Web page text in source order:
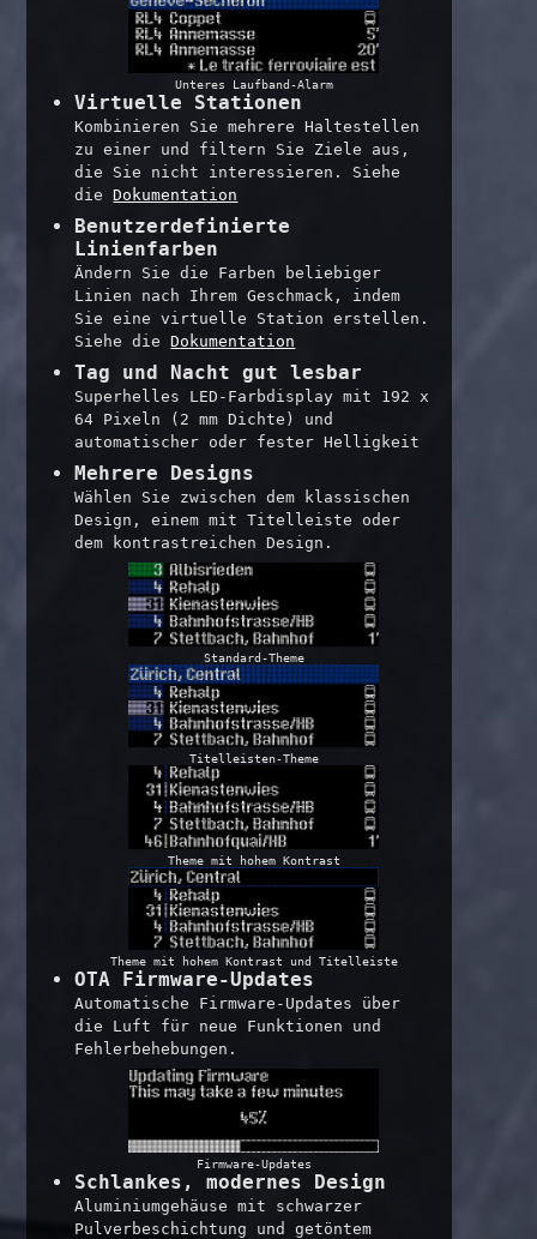
Unteres Laufband-Alarm
Virtuelle Stationen
Kombinieren Sie mehrere Haltestellen
zu einer und filtern Sie Ziele aus,
die Sie nicht interessieren. Siehe
dieDokumentation
Benutzerdefinierte
Linienfarben
Ändern Sie die Farben beliebiger
Linien nach Ihrem Geschmack, indem
Sie eine virtuelle Station erstellen.
Siehe dieDokumentation
Tag und Nacht gut lesbar
Superhelles LED-Farbdisplay mit 192 x
64 Pixeln (2 mm Dichte) und
automatischer oder fester Helligkeit
Mehrere Designs
Wählen Sie zwischen dem klassischen
Design, einem mit Titelleiste oder
dem kontrastreichen Design.
Standard-Theme
Titelleisten-Theme
Theme mit hohem Kontrast
Theme mit hohem Kontrast und Titelleiste
OTA Firmware-Updates
Automatische Firmware-Updates über
die Luft für neue Funktionen und
Fehlerbehebungen.
Firmware-Updates
Schlankes, modernes Design
Aluminiumgehäuse mit schwarzer
Pulverbeschichtung und getöntem